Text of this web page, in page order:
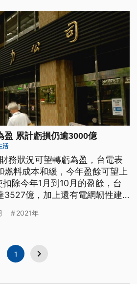
盈 累計虧損仍逾3000億
活
務狀況可望轉虧為盈，台電表
燃料成本和緩，今年盈餘可望上
除今年1月到10月的盈餘，台
3527億，加上還有電網韌性建
2021年
1